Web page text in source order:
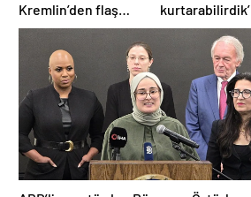
Kremlin’den flaş
Türkiye açıklaması!
kurtarabilirdik’